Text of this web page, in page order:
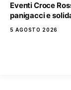
Eventi Croce
panigacci e
5 AGOSTO 2026